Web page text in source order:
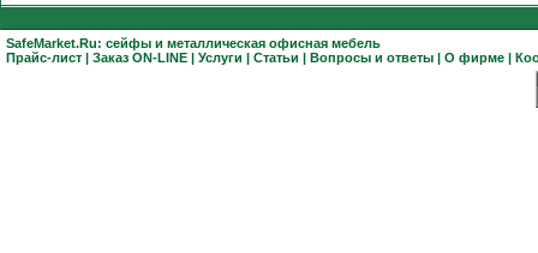
SafeMarket.Ru: сейфы и металлическая офисная мебель
Прайс-лист | Заказ ON-LINE | Услуги | Статьи | Вопросы и ответы | О фирме |